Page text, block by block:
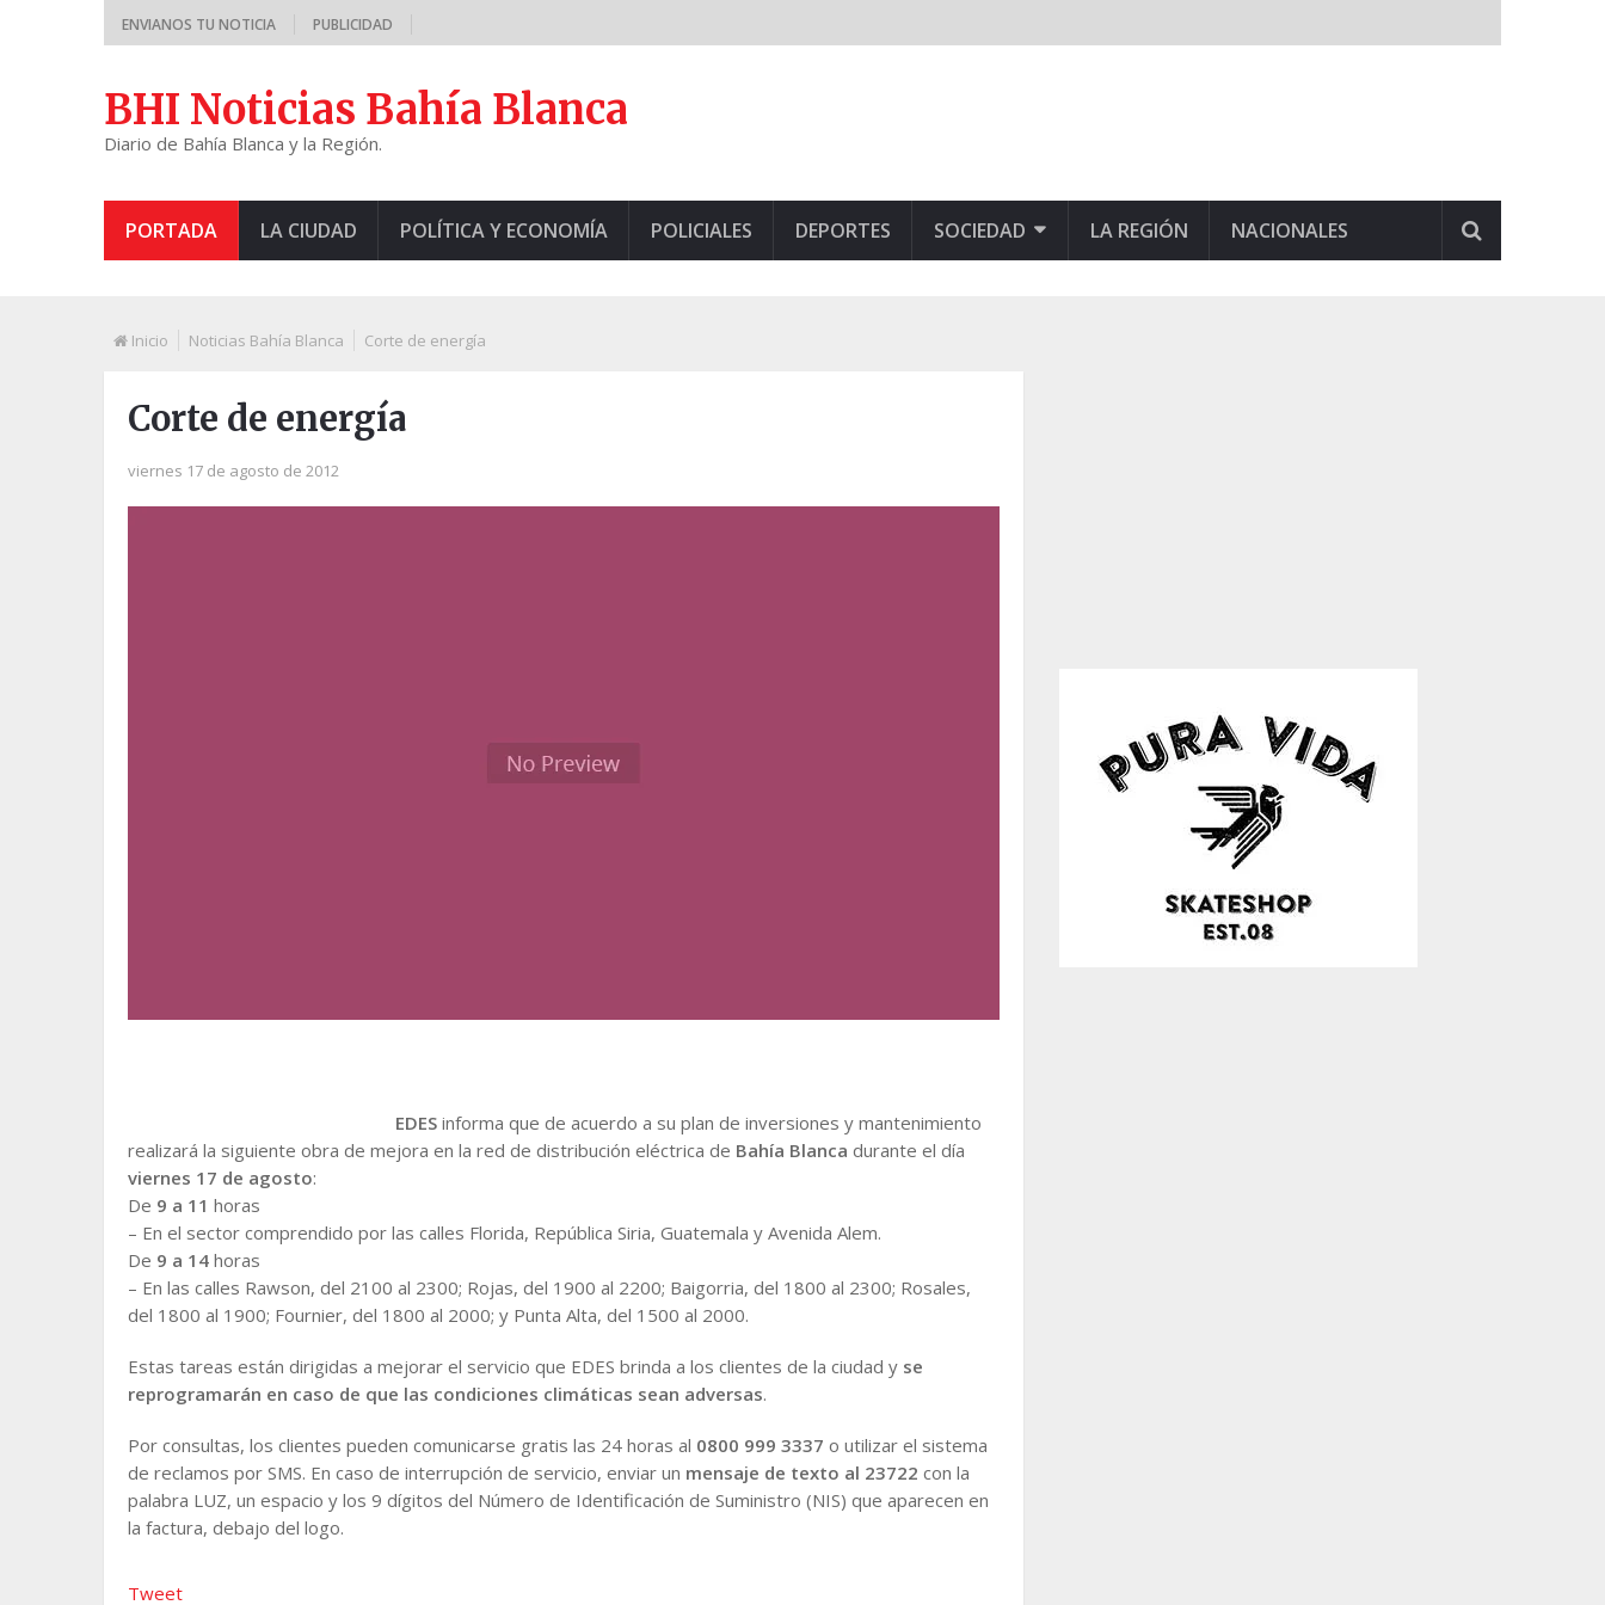
ENVIANOS TU NOTICIA PUBLICIDAD
BHI Noticias Bahía Blanca
Diario de Bahía Blanca y la Región.
PORTADA LA CIUDAD POLÍTICA Y ECONOMÍA POLICIALES DEPORTES SOCIEDAD LA REGIÓN NACIONALES
Inicio Noticias Bahía Blanca Corte de energía
Corte de energía
viernes 17 de agosto de 2012
EDESinforma que de acuerdo a su plan de inversiones y mantenimiento
realizará la siguiente obra de mejora en la red de distribución eléctrica de Bahía Blanca durante el día
viernes 17 de agosto:
De 9 a 11 horas
– En el sector comprendido por las calles Florida, República Siria, Guatemala y Avenida Alem.
De 9 a 14 horas
– En las calles Rawson, del 2100 al 2300; Rojas, del 1900 al 2200; Baigorria, del 1800 al 2300; Rosales,
del 1800 al 1900; Fournier, del 1800 al 2000; y Punta Alta, del 1500 al 2000.
Estas tareas están dirigidas a mejorar el servicio que EDES brinda a los clientes de la ciudad y se
reprogramarán en caso de que las condiciones climáticas sean adversas.
Por consultas, los clientes pueden comunicarse gratis las 24 horas al 0800 999 3337 o utilizar el sistema
de reclamos por SMS. En caso de interrupción de servicio, enviar un mensaje de texto al 23722 con la
palabra LUZ, un espacio y los 9 dígitos del Número de Identificación de Suministro (NIS) que aparecen en
la factura, debajo del logo.
Tweet